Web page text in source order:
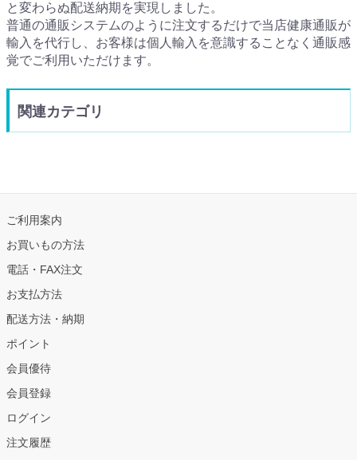
と変わらぬ配送納期を実現しました。
普通の通販システムのように注文するだけで当店健康通販が
輸入を代行し、お客様は個人輸入を意識することなく通販感
覚でご利用いただけます。
関連カテゴリ
ご利用案内
お買いもの方法
電話・FAX注文
お支払方法
配送方法・納期
ポイント
会員優待
会員登録
ログイン
注文履歴